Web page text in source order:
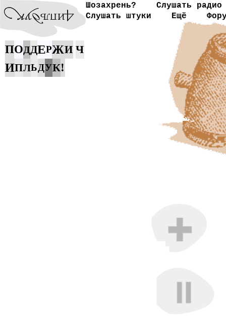
Шозахрень?
Слушать радио
Слушать штуки
Ещё
ПОДДЕРЖИ Ч
ИПЛЬДУК!